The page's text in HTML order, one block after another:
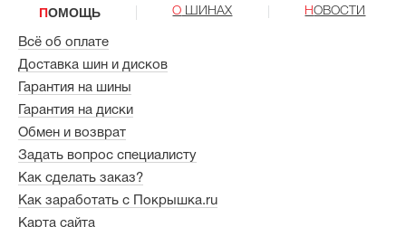
ПОМОЩЬ О ШИНАХ НОВОСТИ
Всё об оплате
Доставка шин и дисков
Гарантия на шины
Гарантия на диски
Обмен и возврат
Задать вопрос специалисту
Как сделать заказ?
Как заработать с Покрышка.ru
Карта сайта